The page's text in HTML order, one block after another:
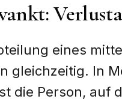
eines
gleichzeitig. In
die Person, auf